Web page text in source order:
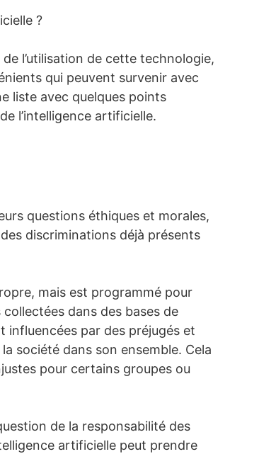
?
l’utilisation de cette technologie,
qui peuvent survenir avec
liste avec quelques points
l’intelligence artificielle.
questions éthiques et morales,
discriminations déjà présents
mais est programmé pour
dans des bases de
influencées par des préjugés et
société dans son ensemble. Cela
pour certains groupes ou
de la responsabilité des
artificielle peut prendre